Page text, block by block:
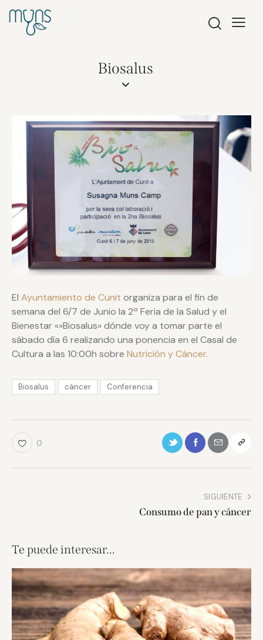
Biosalus
El Ayuntamiento de Cunit organiza para el fin de
semana del 6/7 de Junio la 2ª Feria de la Salud y el
Bienestar «»Biosalus» dónde voy a tomar parte el
sábado día 6 realizando una ponencia en el Casal de
Cultura a las 10:00h sobre Nutrición y Cáncer.
Biosalus cáncer Conferencia
0
SIGUIENTE
Consumo de pan y cáncer
Te puede interesar...